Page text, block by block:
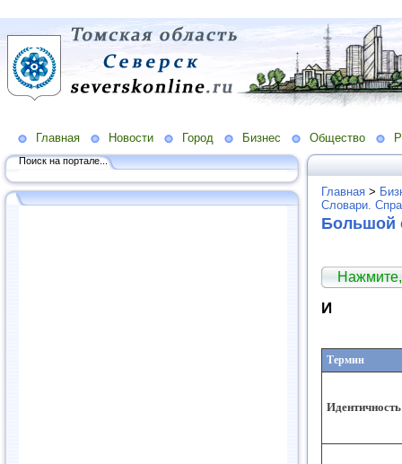
Главная Новости Город Бизнес Общество
Поиск на портале...
Главная >
Словари.
Большой
И
Термин
Идентичность